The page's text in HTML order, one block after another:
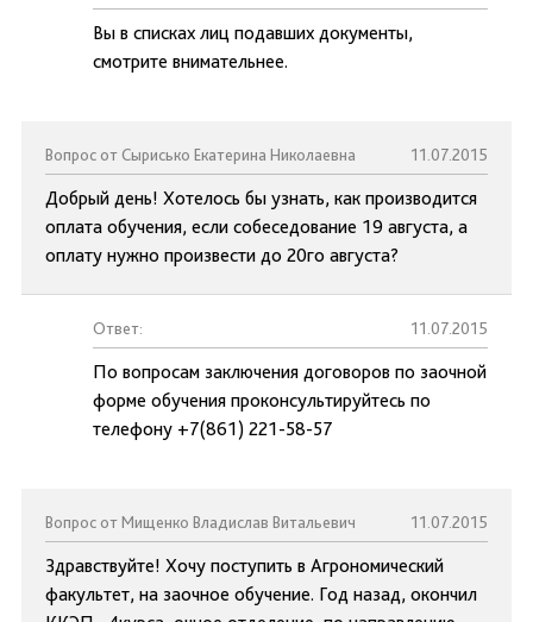
Вы в списках лиц подавших документы,
смотрите внимательнее.
Вопрос от Сырисько Екатерина Николаевна 11.07.2015
Добрый день! Хотелось бы узнать, как производится
оплата обучения, если собеседование 19 августа, а
оплату нужно произвести до 20го августа?
Ответ: 11.07.2015
По вопросам заключения договоров по заочной
форме обучения проконсультируйтесь по
телефону +7(861) 221-58-57
Вопрос от Мищенко Владислав Витальевич 11.07.2015
Здравствуйте! Хочу поступить в Агрономический
факультет, на заочное обучение. Год назад, окончил